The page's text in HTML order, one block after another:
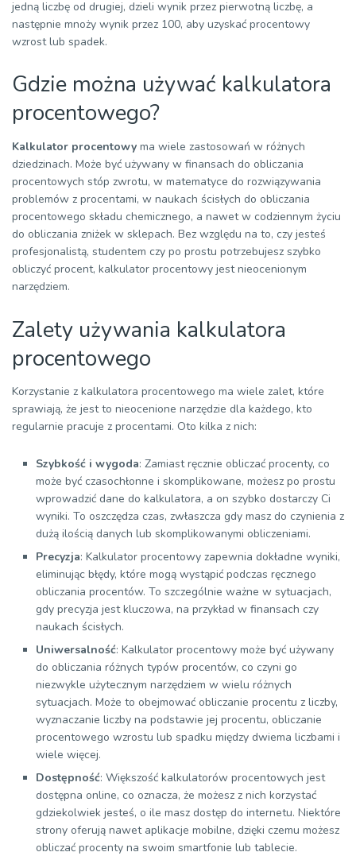
jedną liczbę od drugiej, dzieli wynik przez pierwotną liczbę, a
następnie mnoży wynik przez 100, aby uzyskać procentowy
wzrost lub spadek.
Gdzie można używać kalkulatora
procentowego?
Kalkulator procentowy ma wiele zastosowań w różnych
dziedzinach. Może być używany w finansach do obliczania
procentowych stóp zwrotu, w matematyce do rozwiązywania
problemów z procentami, w naukach ścisłych do obliczania
procentowego składu chemicznego, a nawet w codziennym życiu
do obliczania zniżek w sklepach. Bez względu na to, czy jesteś
profesjonalistą, studentem czy po prostu potrzebujesz szybko
obliczyć procent, kalkulator procentowy jest nieocenionym
narzędziem.
Zalety używania kalkulatora
procentowego
Korzystanie z kalkulatora procentowego ma wiele zalet, które
sprawiają, że jest to nieocenione narzędzie dla każdego, kto
regularnie pracuje z procentami. Oto kilka z nich:
Szybkość i wygoda: Zamiast ręcznie obliczać procenty, co
może być czasochłonne i skomplikowane, możesz po prostu
wprowadzić dane do kalkulatora, a on szybko dostarczy Ci
wyniki. To oszczędza czas, zwłaszcza gdy masz do czynienia z
dużą ilością danych lub skomplikowanymi obliczeniami.
Precyzja: Kalkulator procentowy zapewnia dokładne wyniki,
eliminując błędy, które mogą wystąpić podczas ręcznego
obliczania procentów. To szczególnie ważne w sytuacjach,
gdy precyzja jest kluczowa, na przykład w finansach czy
naukach ścisłych.
Uniwersalność: Kalkulator procentowy może być używany
do obliczania różnych typów procentów, co czyni go
niezwykle użytecznym narzędziem w wielu różnych
sytuacjach. Może to obejmować obliczanie procentu z liczby,
wyznaczanie liczby na podstawie jej procentu, obliczanie
procentowego wzrostu lub spadku między dwiema liczbami i
wiele więcej.
Dostępność: Większość kalkulatorów procentowych jest
dostępna online, co oznacza, że możesz z nich korzystać
gdziekolwiek jesteś, o ile masz dostęp do internetu. Niektóre
strony oferują nawet aplikacje mobilne, dzięki czemu możesz
obliczać procenty na swoim smartfonie lub tablecie.